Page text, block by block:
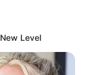
Level